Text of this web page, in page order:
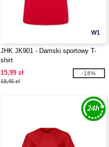
W1
JHK JK901 - Damski sportowy T-
shirt
15,99 zł
19,45 zł
-18%